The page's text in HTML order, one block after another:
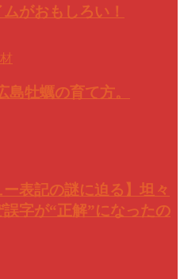
がおもしろい！
島牡蠣の育て方。
ー表記の謎に迫る】坦々
字が“正解”になったの